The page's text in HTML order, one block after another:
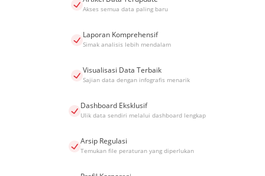
Akses semua data paling baru
Laporan Komprehensif
Simak analisis lebih mendalam
Visualisasi Data Terbaik
Sajian data dengan infografis menarik
Dashboard Eksklusif
Ulik data sendiri melalui dashboard lengkap
Arsip Regulasi
Temukan file peraturan yang diperlukan